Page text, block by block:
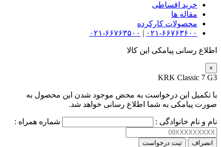
خرید اقساطی
مقاله ها
محصولات کارکرده
۰۲۱-۶۶۷۶۳۶۰۰ | ۰۲۱-۶۶۷۶۳۵۰۰
اطلاع رسانی پیامکی این کالا
×
KRK Classic 7 G3
با تکمیل این درخواست به محض موجود شدن این محصول به
صورت پیامکی به شما اطلاع رسانی خواهد شد.
نام و نام خانوادگی : شماره همراه :
انصراف ثبت درخواست